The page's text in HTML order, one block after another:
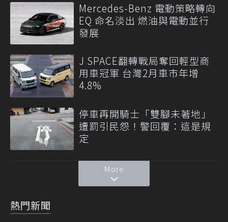
Mercedes-Benz 電動策略轉向
EQ 命名淡出 燃油與電動並行
發展
J SPACE翻轉戰局奪回輕型商
用車冠軍 台灣2月車市年增
4.8%
停車再開騎士「雙腳未著地」
遭罰引民怨！警回覆：這是規
定
More
熱門新聞